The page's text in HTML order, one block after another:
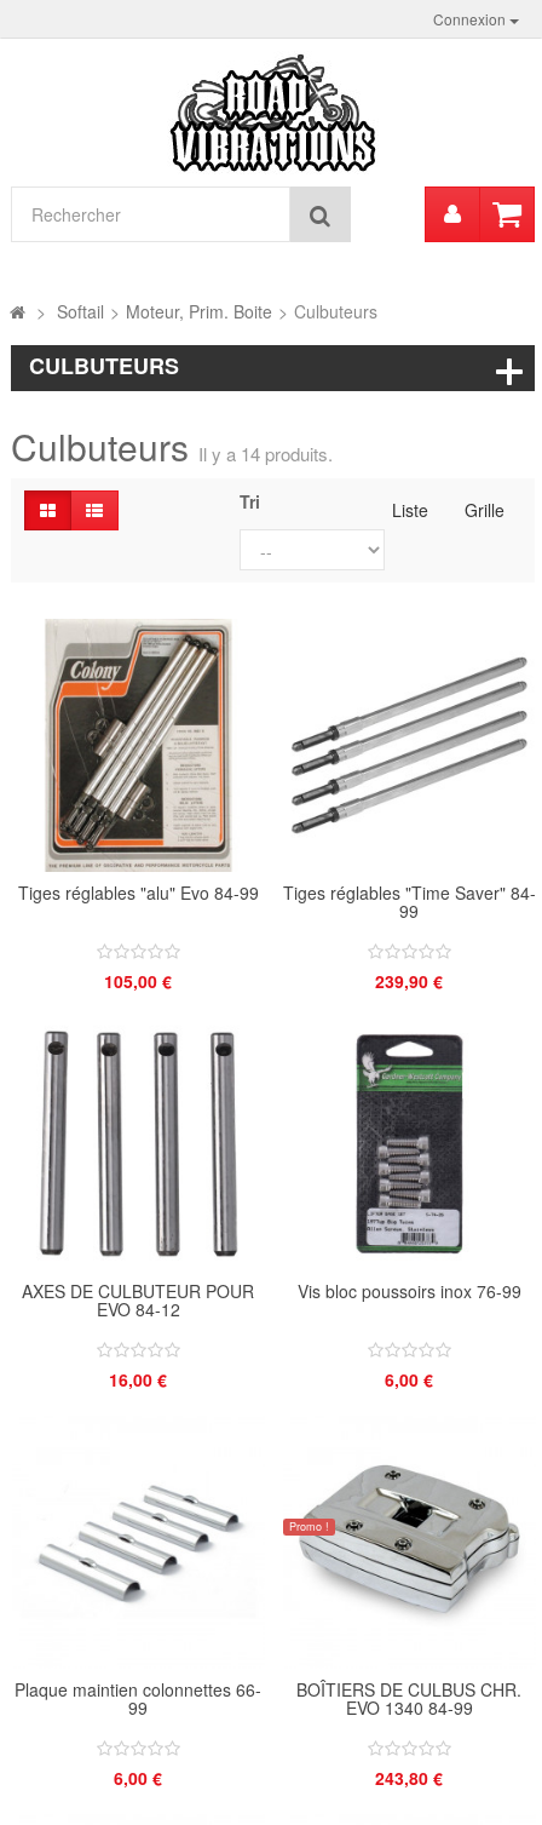
Connexion
Mon
> Softail > Moteur, Prim. Boite > Culbuteurs
CULBUTEURS
Culbuteurs Il y a 14 produits.
Liste Grille
Tri
Tiges réglables "alu" Evo 84-99
105,00 €
Tiges réglables "Time Saver" 84-
99
239,90 €
AXES DE CULBUTEUR POUR
EVO 84-12
16,00 €
Vis bloc poussoirs inox 76-99
6,00 €
Plaque maintien colonnettes 66-
99
6,00 €
Promo !
BOÎTIERS DE CULBUS CHR.
EVO 1340 84-99
243,80 €